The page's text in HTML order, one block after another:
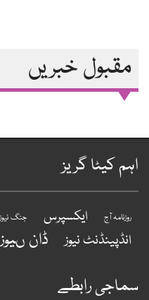
مقبول خبریں
کیٹا گریز
روزنامہ آج ایکسپرس جنگ نیوزکالم
انڈپینڈنٹ نیوز ڈان ںیوز
رابطے